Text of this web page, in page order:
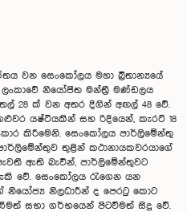
වන ‌සෙං‌කෝලය මහා බ්‍රිතාන්‍යයේ
නි‌යෝජිත මන්ත්‍රී මණ්ඩලය
28 ක් වන අතර දිගින් අඟල් 48 වේ.
යෂ්‌ටියකින් සහ රිදි‌යෙන්, කැරට් 18
කිරී‌මෙනි. ‌සෙං‌කෝලය පාර්ලි‌මේන්තු
තුළින් කථානායකවරයා‌ගේ
ඇති බැවින්, පාර්ලි‌මේන්තුවට
‌වේ. සෙං‌කෝලය රැ‌ගෙන යන
නි‌යෝජ්‍ය නිලධාරීන් ද ‌පෙරටු කොට
සභා ගර්භ‌යෙන් පිටවීමත් සිදු ‌වේ.